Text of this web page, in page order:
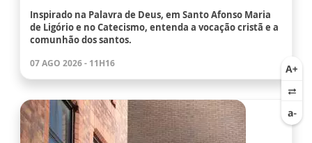
Inspirado na Palavra de Deus, em Santo Afonso Maria
de Ligório e no Catecismo, entenda a vocação cristã e a
comunhão dos santos.
07 AGO 2026 - 11H16